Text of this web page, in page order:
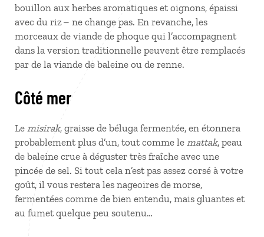
bouillon aux herbes aromatiques et oignons, épaissi
avec du riz – ne change pas. En revanche, les
morceaux de viande de phoque qui l’accompagnent
dans la version traditionnelle peuvent être remplacés
par de la viande de baleine ou de renne.
Côté mer
Le misirak, graisse de béluga fermentée, en étonnera
probablement plus d’un, tout comme le mattak, peau
de baleine crue à déguster très fraîche avec une
pincée de sel. Si tout cela n’est pas assez corsé à votre
goût, il vous restera les nageoires de morse,
fermentées comme de bien entendu, mais gluantes et
au fumet quelque peu soutenu…